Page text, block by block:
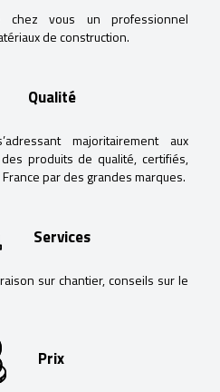
vous un professionnel
de construction.
Qualité
majoritairement aux
produits de qualité, certifiés,
par des grandes marques.
Services
sur chantier, conseils sur le
Prix